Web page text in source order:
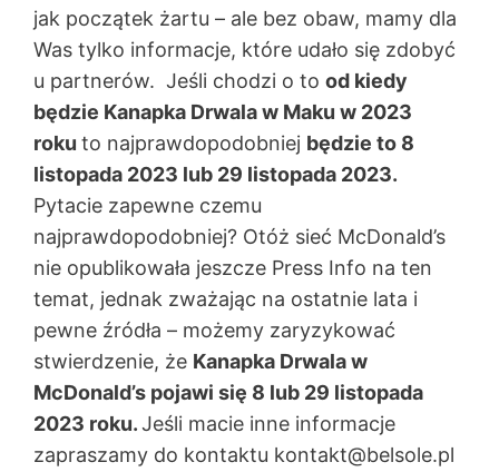
jak początek żartu – ale bez obaw, mamy dla
Was tylko informacje, które udało się zdobyć
u partnerów. Jeśli chodzi o to od kiedy
będzie Kanapka Drwala w Maku w 2023
roku to najprawdopodobniej będzie to 8
listopada 2023 lub 29 listopada 2023.
Pytacie zapewne czemu
najprawdopodobniej? Otóż sieć McDonald’s
nie opublikowała jeszcze Press Info na ten
temat, jednak zważając na ostatnie lata i
pewne źródła – możemy zaryzykować
stwierdzenie, że Kanapka Drwala w
McDonald’s pojawi się 8 lub 29 listopada
2023 roku.Jeśli macie inne informacje
zapraszamy do kontaktu kontakt@belsole.pl